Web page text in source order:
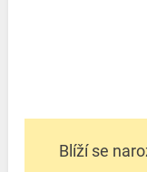
Blíží se